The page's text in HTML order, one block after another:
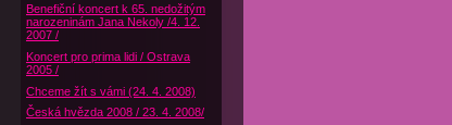
Benefiční koncert k 65. nedožitým
narozeninám Jana Nekoly /4. 12.
2007 /
Koncert pro prima lidi / Ostrava
2005 /
Chceme žít s vámi (24. 4. 2008)
Česká hvězda 2008 / 23. 4. 2008/